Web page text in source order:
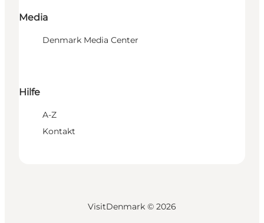
Media
Denmark Media Center
Hilfe
A-Z
Kontakt
VisitDenmark © 2026